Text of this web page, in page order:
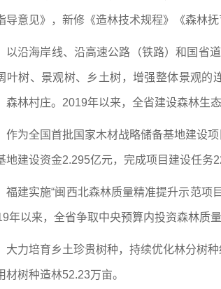
导意见》，新修《造林技术规程》《森林
以沿海岸线、沿高速公路（铁路）和国省
叶树、景观树、乡土树，增强整体景观的
森林村庄。2019年以来，全省建设森林生
作为全国首批国家木材战略储备基地建设
地建设资金2.295亿元，完成项目建设任务
福建实施“闽西北森林质量精准提升示范项
年以来，全省争取中央预算内投资森林质
大力培育乡土珍贵树种，持续优化林分树
材树种造林52.23万亩。